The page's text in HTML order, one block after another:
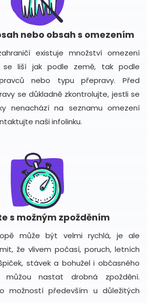
nebo obsah s omezením
existuje množství omezení
se liší jak podle země, tak podle
nebo typu přepravy. Před
se důkladně zkontrolujte, jestli se
nenachází na seznamu omezení
naši infolinku.
s možným zpožděním
může být velmi rychlá, je ale
že vlivem počasí, poruch, letních
stávek a bohužel i občasného
můžou nastat drobná zpoždění.
možností především u důležitých